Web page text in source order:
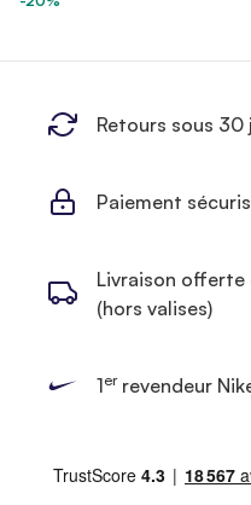
Retours sous 30
Paiement
Livraison offerte
(hors valises)
1errevendeur